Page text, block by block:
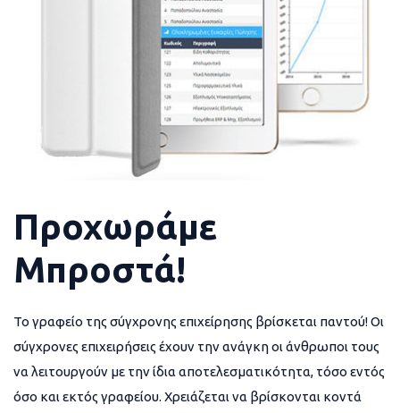
Προχωράμε
Μπροστά!
Το γραφείο της σύγχρονης επιχείρησης βρίσκεται παντού! Οι
σύγχρονες επιχειρήσεις έχουν την ανάγκη οι άνθρωποι τους
να λειτουργούν με την ίδια αποτελεσματικότητα, τόσο εντός
όσο και εκτός γραφείου. Χρειάζεται να βρίσκονται κοντά